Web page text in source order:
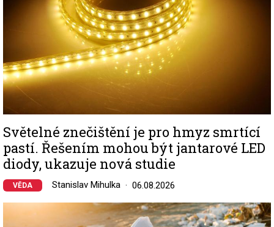
Světelné znečištění je pro hmyz smrtící
pastí. Řešením mohou být jantarové LED
diody, ukazuje nová studie
VĚDA Stanislav Mihulka 06.08.2026
Image